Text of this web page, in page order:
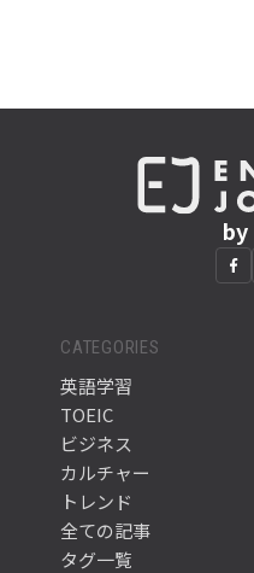
by
CATEGORIES
英語学習
TOEIC
ビジネス
カルチャー
トレンド
全ての記事
タグ一覧